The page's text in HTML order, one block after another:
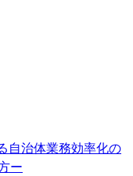
自治体業務効率化の
ー